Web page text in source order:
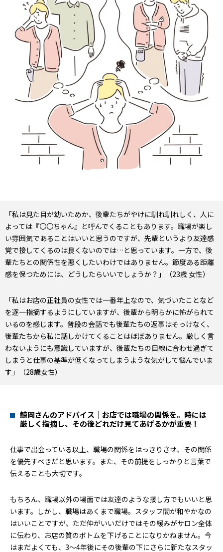
「私は見た目が幼いためか、後輩たちがやけに馴れ馴れしく、人に
よっては『〇〇ちゃん』と呼んでくることもあります。職場が楽し
い雰囲気であることはいいと思うのですが、先輩というより友達感
覚で接してくるのは良くないのでは…と思っています。一方で、後
輩たちとの関係性を悪くしたいわけではありません。節度ある距離
感を保つためには、どうしたらいいでしょうか？」（23歳 女性）
「私はお店の正社員の女性では一番年上なので、気づいたことなど
を逐一指摘するようにしていますが、後輩から明らかに怖がられて
いるのを感じます。普段の会話でも後輩たちの返事はそっけなく、
後輩たちから私に話しかけてくることはほぼありません。厳しく言
わないようにも意識していますが、後輩たちの目線に合わせ過ぎて
しまうと仕事の基準が低くなってしまうような気がして悩んでいま
す」（28歳女性）
鯨岡さんのアドバイス｜お店では職場の関係を。時には
厳しく指摘し、その後どれだけ見てあげるかが重要！
仕事で出会っている以上、職場の関係をはっきりさせ、その関係
を優先すべきだと思います。また、その前提をしっかりと言葉で
伝えることも大切です。
もちろん、職場以外の場面では友達のような接し方でもいいと思
います。しかし、職場はあくまで職場。スタッフ間が和やかなの
はいいことですが、ただ仲がいいだけではその緩みがサロン全体
に伝わり、お店の質のボトムを下げることになりかねません。今
はまだよくても、3〜4年後にその後輩の下にさらに新たなスタッ